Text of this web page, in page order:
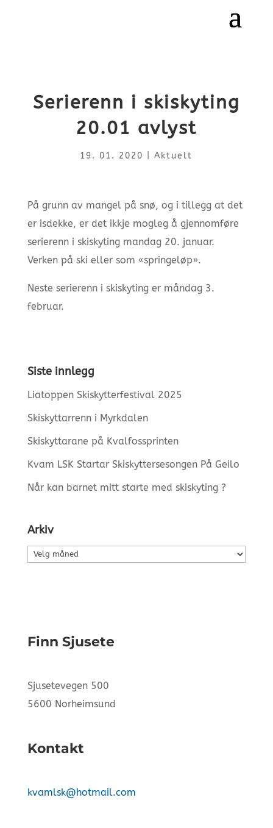
Serierenn i skiskyting
20.01 avlyst
19. 01. 2020 |Aktuelt
På grunn av mangel på snø, og i tillegg at det
er isdekke, er det ikkje mogleg å gjennomføre
serierenn i skiskyting mandag 20. januar.
Verken på ski eller som «springeløp».
Neste serierenn i skiskyting er måndag 3.
februar.
Siste innlegg
Liatoppen Skiskytterfestival 2025
Skiskyttarrenn i Myrkdalen
Skiskyttarane på Kvalfossprinten
Kvam LSK Startar Skiskyttersesongen På Geilo
Når kan barnet mitt starte med skiskyting ?
Arkiv
Arkiv
Finn Sjusete
Sjusetevegen 500
5600 Norheimsund
Kontakt
kvamlsk@hotmail.com